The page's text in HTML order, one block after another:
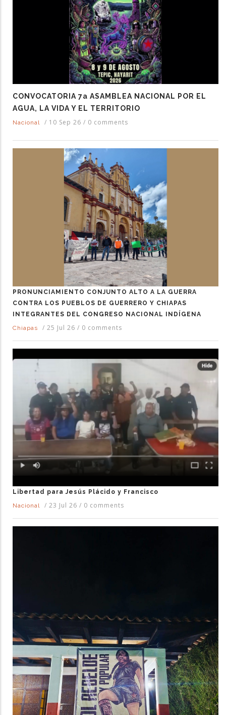
CONVOCATORIA 7a ASAMBLEA NACIONAL POR EL
AGUA, LA VIDA Y EL TERRITORIO
Nacional / 10 Sep 26 / 0 comments
PRONUNCIAMIENTO CONJUNTO ALTO A LA GUERRA
CONTRA LOS PUEBLOS DE GUERRERO Y CHIAPAS
INTEGRANTES DEL CONGRESO NACIONAL INDÍGENA
Chiapas
/ 25 Jul 26 / 0 comments
Libertad para Jesús Plácido y Francisco
Nacional
/ 23 Jul 26 / 0 comments